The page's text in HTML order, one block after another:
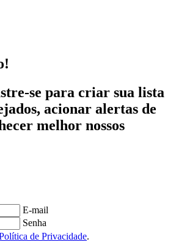
se para criar sua lista
acionar alertas de
melhor nossos
E-mail
Senha
de Privacidade.